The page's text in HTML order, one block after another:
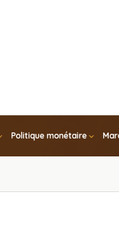
Politique monétaire